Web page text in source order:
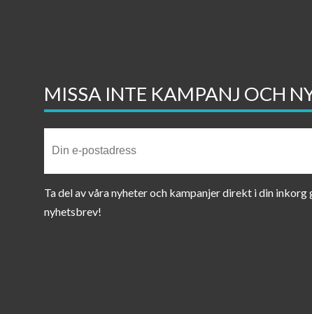
MISSA INTE KAMPANJ OCH
Ta del av våra nyheter och kampanjer direkt i din
nyhetsbrev!